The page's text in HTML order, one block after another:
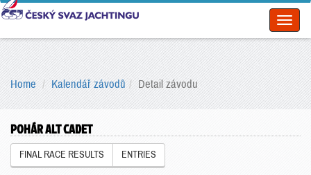
Home Kalendář závodů Detail závodu
POHÁR ALT CADET
FINAL RACE RESULTS ENTRIES